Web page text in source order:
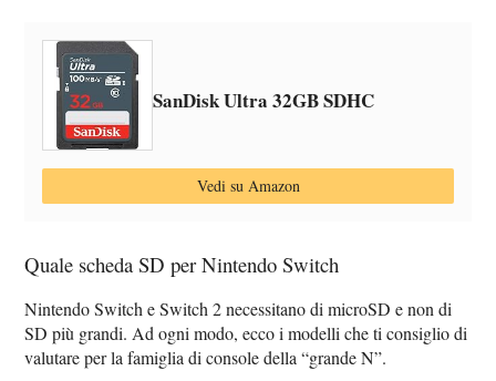
SanDisk Ultra 32GB SDHC
Vedi su Amazon
Quale scheda SD per Nintendo Switch
Nintendo Switch e Switch 2 necessitano di microSD e non di
SD più grandi. Ad ogni modo, ecco i modelli che ti consiglio di
valutare per la famiglia di console della “grande N”.